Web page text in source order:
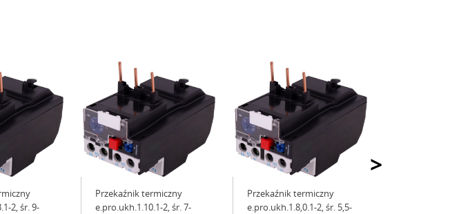
>
2, śr. 9-
Przekaźnik termiczny
e.pro.ukh.1.10.1-2, śr. 7-
Przekaźnik termiczny
e.pro.ukh.1.8,0.1-2, śr. 5,5-